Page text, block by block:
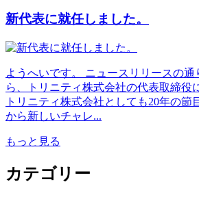
新代表に就任しました。
ようへいです。 ニュースリリースの通
ら、トリニティ株式会社の代表取締役
トリニティ株式会社としても20年の節
から新しいチャレ...
もっと見る
カテゴリー